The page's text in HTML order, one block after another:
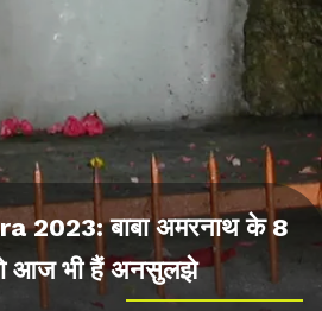
2023: बाबा अमरनाथ के 8
आज भी हैं अनसुलझे